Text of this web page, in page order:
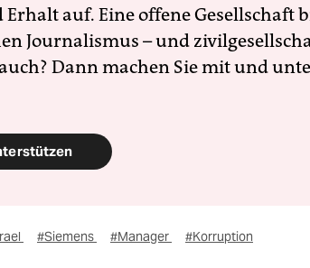
Erhalt auf. Eine offene Gesellschaft
Journalismus – und
Dann machen Sie mit und
#Siemens #Manager #Korruption